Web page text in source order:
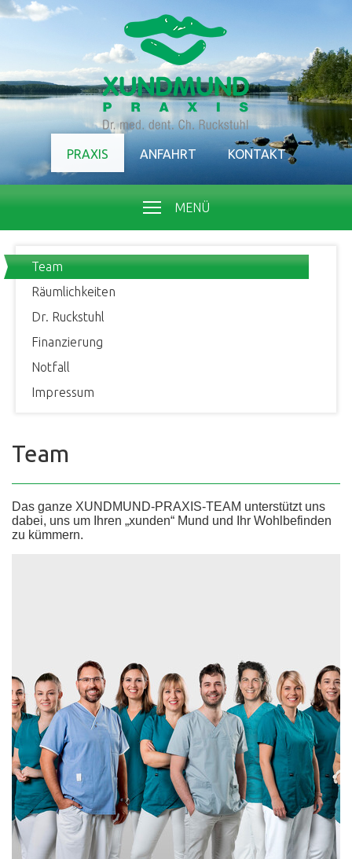
PRAXIS ANFAHRT KONTAKT
MENÜ
Team
Räumlichkeiten
Dr. Ruckstuhl
Finanzierung
Notfall
Impressum
Team
Das ganze XUNDMUND-PRAXIS-TEAM unterstützt uns
dabei, uns um Ihren „xunden“ Mund und Ihr Wohlbefinden
zu kümmern.